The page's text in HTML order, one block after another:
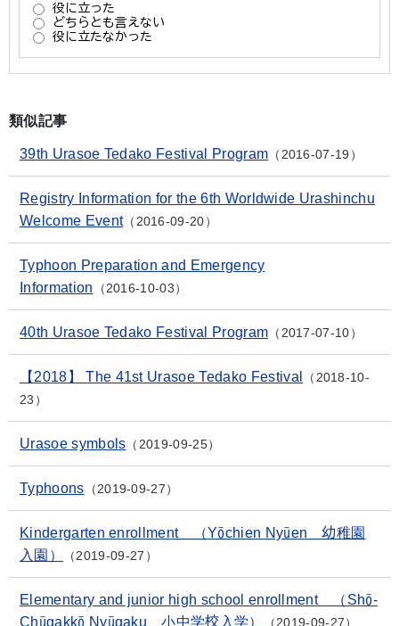
類似記事
39th Urasoe Tedako Festival Program 2016-07-19
Registry Information for the 6th Worldwide Urashinchu
Welcome Event
2016-09-20
Typhoon Preparation and Emergency
Information
2016-10-03
40th Urasoe Tedako Festival Program 2017-07-10
【2018】 The 41st Urasoe Tedako Festival
2018-10-
23
Urasoe symbols 2019-09-25
Typhoons 2019-09-27
Kindergarten enrollment （Yōchien Nyūen 幼稚園
入園）
2019-09-27
Elementary and junior high school enrollment （Shō-
Chūgakkō Nyūgaku 小中学校入学）
2019-09-27